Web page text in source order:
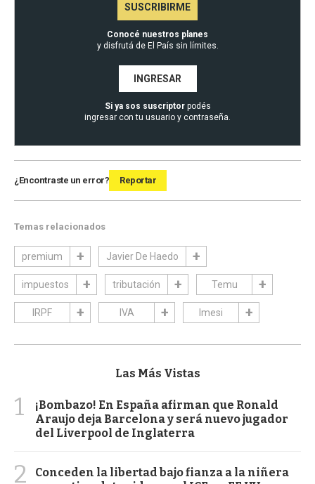
SUSCRIBIRME
Conocé nuestros planes
y disfrutá de El País sin límites.
INGRESAR
Si ya sos suscriptorpodés
ingresar con tu usuario y contraseña.
¿Encontraste un error? Reportar
Temas relacionados
premium Javier De Haedo
impuestos tributación Temu
IRPF IVA Imesi
Las Más Vistas
1
¡Bombazo! En España afirman que Ronald
Araujo deja Barcelona y será nuevo jugador
del Liverpool de Inglaterra
2
Conceden la libertad bajo fianza a la niñera